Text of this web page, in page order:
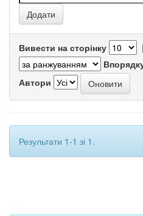
Вивести на сторінку |
Автори
Результати 1-1 зі 1.